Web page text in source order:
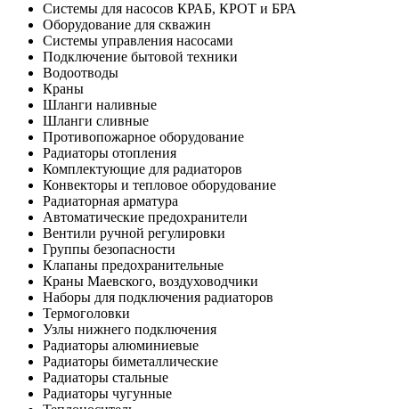
Системы для насосов КРАБ, КРОТ и БРА
Оборудование для скважин
Системы управления насосами
Подключение бытовой техники
Водоотводы
Краны
Шланги наливные
Шланги сливные
Противопожарное оборудование
Радиаторы отопления
Комплектующие для радиаторов
Конвекторы и тепловое оборудование
Радиаторная арматура
Автоматические предохранители
Вентили ручной регулировки
Группы безопасности
Клапаны предохранительные
Краны Маевского, воздуховодчики
Наборы для подключения радиаторов
Термоголовки
Узлы нижнего подключения
Радиаторы алюминиевые
Радиаторы биметаллические
Радиаторы стальные
Радиаторы чугунные